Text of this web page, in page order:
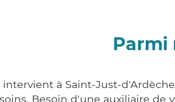
Parmi
intervient à Saint-Just-
Besoin d'une auxiliaire